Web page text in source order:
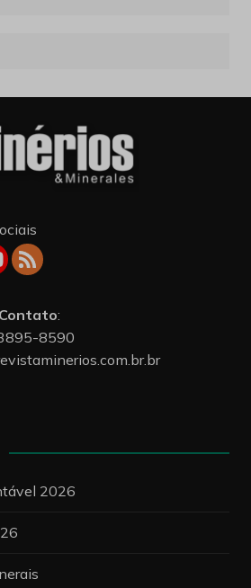
:
8590
2026